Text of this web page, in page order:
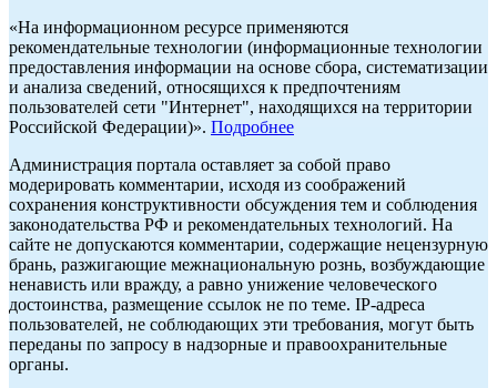
«На информационном ресурсе применяются
рекомендательные технологии (информационные технологии
предоставления информации на основе сбора, систематизации
и анализа сведений, относящихся к предпочтениям
пользователей сети "Интернет", находящихся на территории
Российской Федерации)». Подробнее
Администрация портала оставляет за собой право
модерировать комментарии, исходя из соображений
сохранения конструктивности обсуждения тем и соблюдения
законодательства РФ и рекомендательных технологий. На
сайте не допускаются комментарии, содержащие нецензурную
брань, разжигающие межнациональную рознь, возбуждающие
ненависть или вражду, а равно унижение человеческого
достоинства, размещение ссылок не по теме. IP-адреса
пользователей, не соблюдающих эти требования, могут быть
переданы по запросу в надзорные и правоохранительные
органы.